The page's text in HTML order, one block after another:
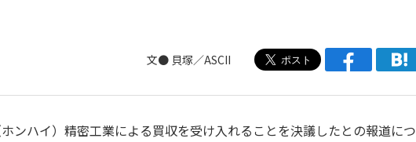
文● 貝塚／ASCII
ンハイ）精密工業による買収を受け入れることを決議したとの報道につ